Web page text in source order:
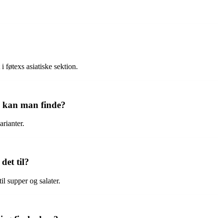
føtexs asiatiske sektion.
kan man finde?
til?
supper og salater.